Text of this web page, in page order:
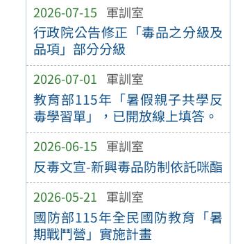
2026-07-15 軍訓室
行政院公告修正「毒品之分級及
品項」部分分級
2026-07-01 軍訓室
教育部115年「暑假親子共學反
毒學習單」，已開放線上填答。
2026-06-15 軍訓室
反毒文宣-新興毒品防制依託咪酯
2026-05-21 軍訓室
國防部115年全民國防教育「暑
期戰鬥營」實施計畫